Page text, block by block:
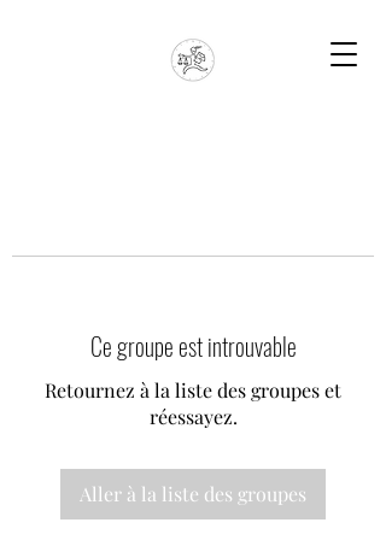
Ce groupe est introuvable
Retournez à la liste des groupes et
réessayez.
Aller à la liste des groupes